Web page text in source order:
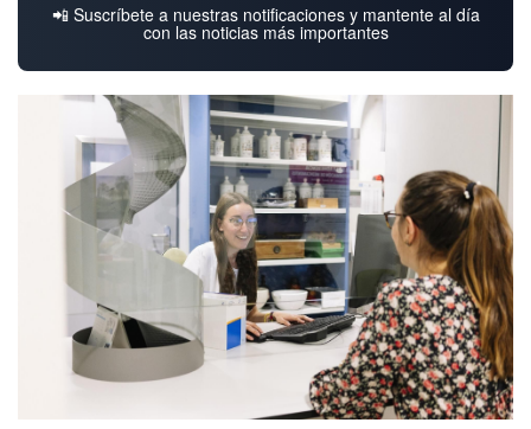
📲 Suscríbete a nuestras notificaciones y mantente al día
con las noticias más importantes